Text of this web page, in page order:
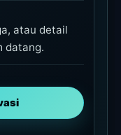
atau detail
datang.